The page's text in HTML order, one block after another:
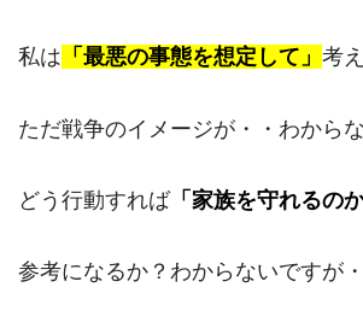
私は 「最悪の事態を想定して」 考
ただ戦争のイメージが・・わからな
どう行動すれば「家族を守れるのか
参考になるか？わからないですが・